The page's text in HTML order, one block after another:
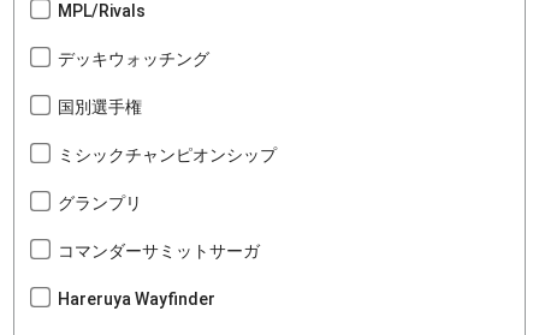
MPL/Rivals
デッキウォッチング
国別選手権
ミシックチャンピオンシップ
グランプリ
コマンダーサミットサーガ
Hareruya Wayfinder